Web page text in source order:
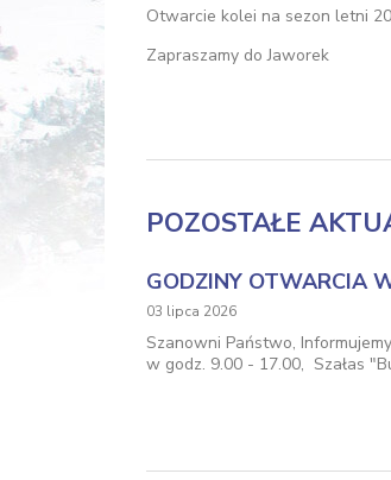
Otwarcie kolei na sezon letni
Zapraszamy do Jaworek
POZOSTAŁE
GODZINY OTWARCIA
03 lipca 2026
Szanowni Państwo,
w godz. 9.00 - 17.00, Szałas